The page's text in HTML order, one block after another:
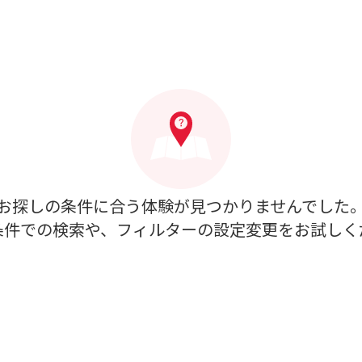
探しの条件に合う体験が見つかりませんでした。
での検索や、フィルターの設定変更をお試しく